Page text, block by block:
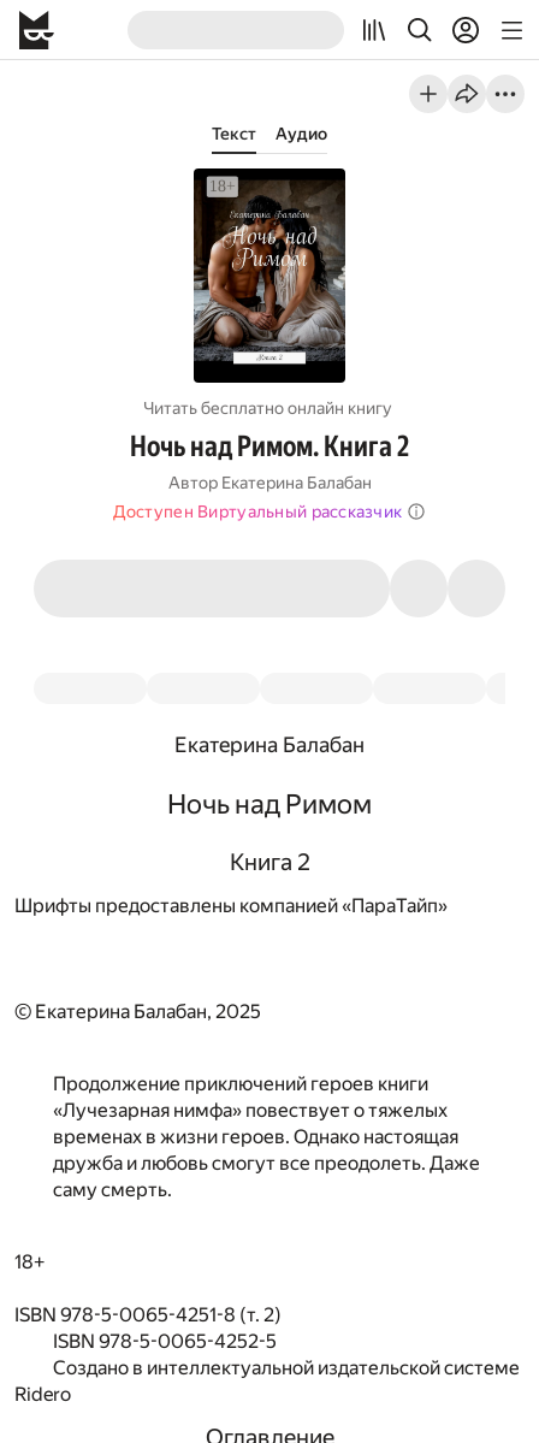
Текст Аудио
Читать бесплатно онлайн книгу
Ночь над Римом. Книга 2
Автор Екатерина Балабан
Доступен Виртуальный рассказчик
Екатерина Балабан
Ночь над Римом
Книга 2
Шрифты предоставлены компанией «ПараТайп»
© Екатерина Балабан, 2025
Продолжение приключений героев книги
«Лучезарная нимфа» повествует о тяжелых
временах в жизни героев. Однако настоящая
дружба и любовь смогут все преодолеть. Даже
саму смерть.
18+
ISBN 978-5-0065-4251-8 (т. 2)
ISBN 978-5-0065-4252-5
Создано в интеллектуальной издательской системе
Ridero
Оглавление